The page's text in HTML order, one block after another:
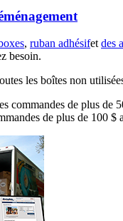
, ruban adhésifetdes
besoin.
les boîtes non
commandes de plus de
de plus de 100 $